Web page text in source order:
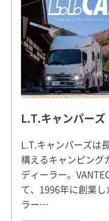
L.T.キャンパーズ
L.T.キャンパーズは
構えるキャンピング
ディーラー。
て、1996年に創業し
ラー…